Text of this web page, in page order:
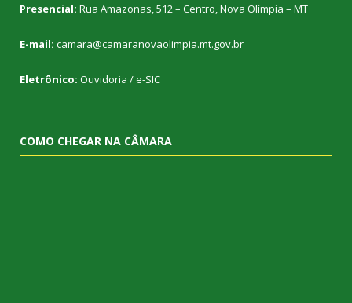
Presencial: Rua Amazonas, 512 – Centro, Nova Olímpia – MT
E-mail: camara@camaranovaolimpia.mt.gov.br
Eletrônico: Ouvidoria /e-SIC
COMO CHEGAR NA CÂMARA